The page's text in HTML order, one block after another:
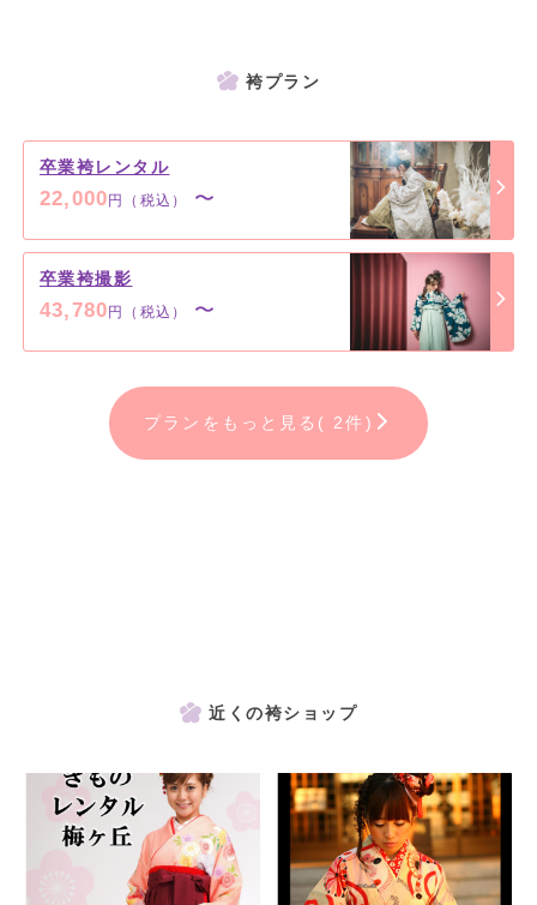
撮影料+衣装代+着付けヘアメイク+70カットデータ＝49,280円(税
込)
※土日祝撮影料＋1,100円(税込)
＊兄弟姉妹・家族様撮影も無料！！
＊もちろん、こだわりの地毛アレンジ＆ヘアメイクもさせていただき
袴プラン
卒業袴レンタル
22,000 円（税込） 〜
卒業袴撮影
43,780円（税込） 〜
プランをもっと見る( 2件)
近くの袴ショップ